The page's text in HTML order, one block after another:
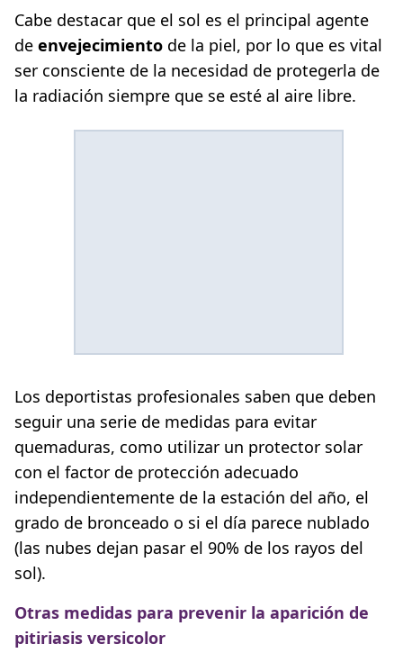
Cabe destacar que el sol es el principal agente
de envejecimiento de la piel, por lo que es vital
ser consciente de la necesidad de protegerla de
la radiación siempre que se esté al aire libre.
Los deportistas profesionales saben que deben
seguir una serie de medidas para evitar
quemaduras, como utilizar un protector solar
con el factor de protección adecuado
independientemente de la estación del año, el
grado de bronceado o si el día parece nublado
(las nubes dejan pasar el 90% de los rayos del
sol).
Otras medidas para prevenir la aparición de
pitiriasis versicolor